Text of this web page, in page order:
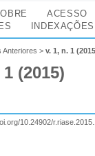
ACESSO
INDEXAÇÕES
Anteriores >v. 1, n. 1
(2015)
10.24902/